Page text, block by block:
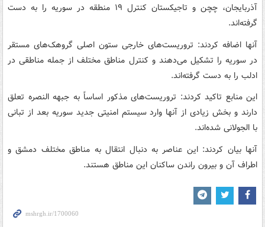
آذربایجان، چچن و تاجیکستان کنترل ۱۹ منطقه در سوریه را به دست
گرفته‌اند.
آنها اضافه کردند: تروریست‌های خارجی ستون اصلی گروهک‌های مستقر
در سوریه را تشکیل می‌دهند و کنترل مناطق مختلف از جمله مناطقی در
ادلب را به دست گرفته‌اند.
این منابع تاکید کردند: تروریست‌های مذکور اساساً به جبهه النصره تعلق
دارند و بخش زیادی از آنها وارد سیستم امنیتی جدید سوریه بعد از تبانی
با الجولانی شده‌اند.
آنها بیان کردند: این عناصر به دنبال انتقال به مناطق مختلف دمشق و
اطراف آن و بیرون راندن ساکنان این مناطق هستند.